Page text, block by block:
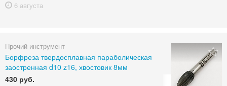
6 августа
Прочий инструмент
Борфреза твердосплавная параболическая
заостренная d10 z16, хвостовик 8мм
430 руб.